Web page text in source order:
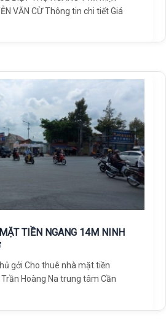
VĂN CỪ Thông tin chi tiết Giá
TIỀN NGANG 14M NINH
gởi Cho thuê nhà mặt tiền
Hoàng Na trung tâm Cần